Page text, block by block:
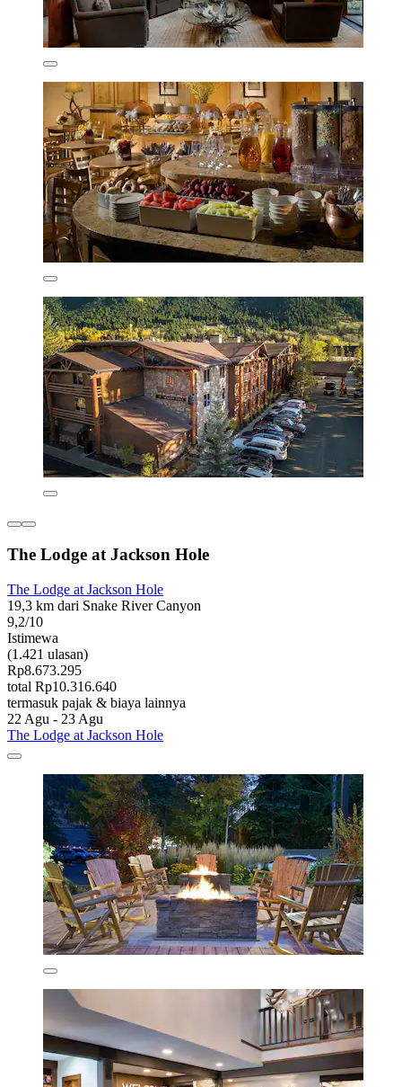
The Lodge at Jackson Hole
The Lodge at Jackson Hole
19,3 km dari Snake River Canyon
9,2/10
Istimewa
(1.421 ulasan)
Rp8.673.295
total Rp10.316.640
termasuk pajak & biaya lainnya
22 Agu - 23 Agu
The Lodge at Jackson Hole